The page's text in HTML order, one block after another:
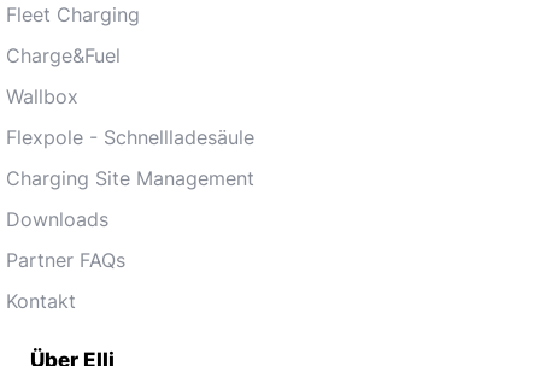
Fleet Charging
Charge&Fuel
Wallbox
Flexpole - Schnellladesäule
Charging Site Management
Downloads
Partner FAQs
Kontakt
Über Elli